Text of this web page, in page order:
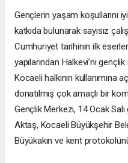
Gençlerin yaşam koşullarını
katkıda bulunarak sayısız
Cumhuriyet tarihinin ilk
yapılarından Halkevi’ni
Kocaeli halkının kullanımına
donatılmış çok amaçlı bir
Gençlik Merkezi, 14 Ocak
Aktaş, Kocaeli Büyükşehir
Büyükakın ve kent